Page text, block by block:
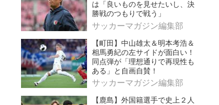
は「良いものを見せたいし、決
勝戦のつもりで戦う」
サッカーマガジン編集部
【町田】中山雄太＆明本考浩＆
相馬勇紀の左サイドが面白い！
同点弾が「理想通りで再現性も
ある」と自画自賛！
サッカーマガジン編集部
【鹿島】外国籍選手で史上２人